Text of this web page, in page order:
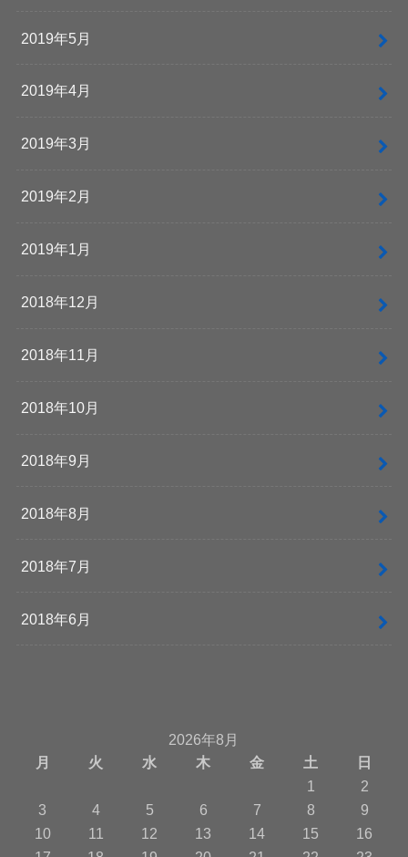
2019年5月
2019年4月
2019年3月
2019年2月
2019年1月
2018年12月
2018年11月
2018年10月
2018年9月
2018年8月
2018年7月
2018年6月
2026年8月
月
火 水 木 金 土
日
1
2
3
4 5 6 7 8
9
10
11 12 13 14 15
16